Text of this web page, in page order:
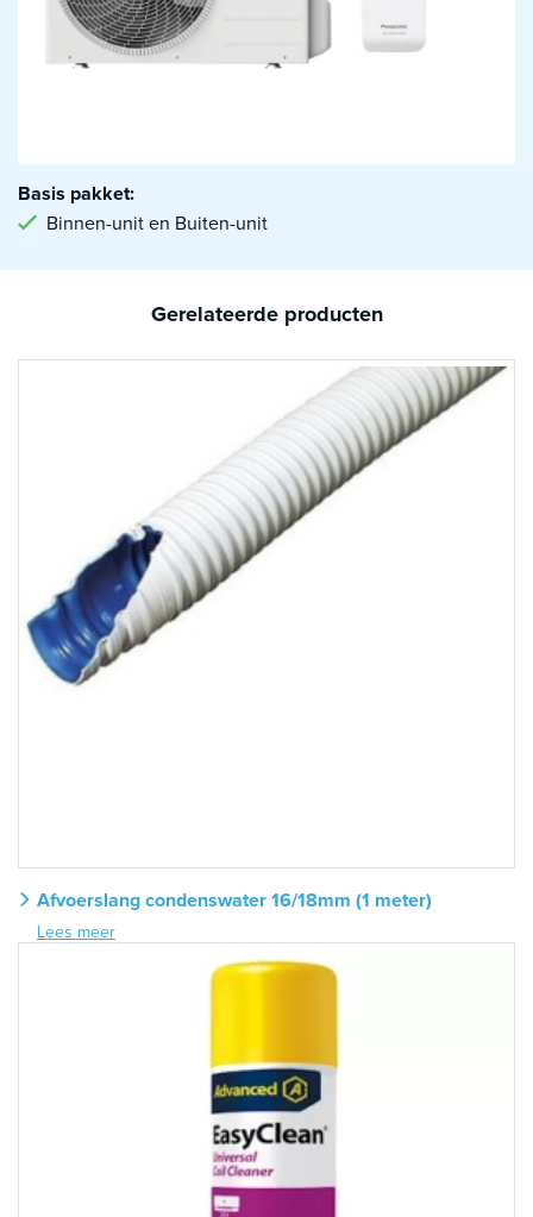
Basis pakket:
Binnen-unit en Buiten-unit
Gerelateerde producten
Afvoerslang condenswater 16/18mm (1 meter)
Lees meer